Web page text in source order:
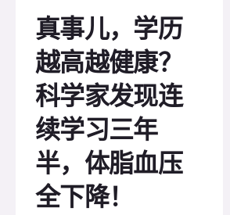
真事儿，学历
越高越健康？
科学家发现连
续学习三年
半，体脂血压
全下降！